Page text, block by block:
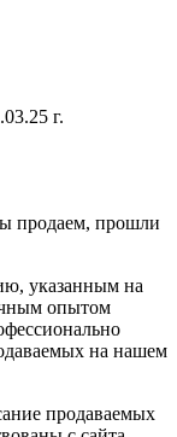
г.
продаем, прошли
указанным на
опытом
на нашем
продаваемых